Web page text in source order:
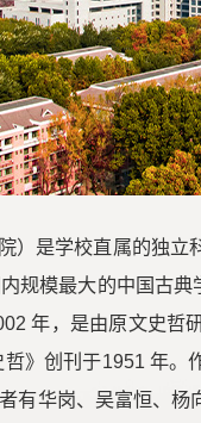
）是学校直属的独
规模最大的中国古
年，是由原文史
》创刊于1951 年
有华岗、吴富恒、